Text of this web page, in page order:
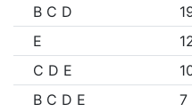
B C D
E
C D E
B C D E
7